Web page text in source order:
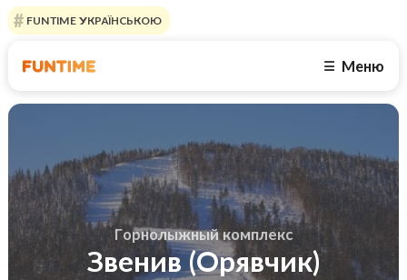
FUNTIME УКРАЇНСЬКОЮ
☰ Меню
Горнолыжный комплекс
Звенив (Орявчик)